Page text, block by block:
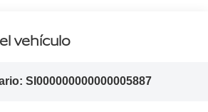
vehículo
SI000000000000005887